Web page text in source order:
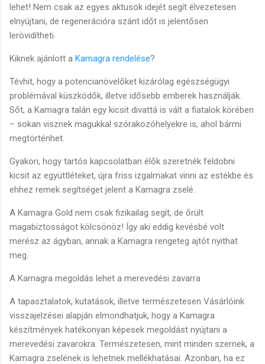
lehet! Nem csak az egyes aktusok idejét segít élvezetesen
elnyújtani, de regenerációra szánt időt is jelentősen
lerövidítheti.
Kiknek ajánlott a Kamagra rendelése?
Tévhit, hogy a potencianövelőket kizárólag egészségügyi
problémával küszködők, illetve idősebb emberek használják.
Sőt, a Kamagra talán egy kicsit divattá is vált a fiatalok körében
– sokan visznek magukkal szórakozóhelyekre is, ahol bármi
megtörténhet.
Gyakori, hogy tartós kapcsolatban élők szeretnék feldobni
kicsit az együttléteket, újra friss izgalmakat vinni az estékbe és
ehhez remek segítséget jelent a Kamagra zselé.
A Kamagra Gold nem csak fizikailag segít, de őrült
magabiztosságot kölcsönöz! Így aki eddig kevésbé volt
merész az ágyban, annak a Kamagra rengeteg ajtót nyithat
meg.
A Kamagra megoldás lehet a merevedési zavarra
A tapasztalatok, kutatások, illetve természetesen Vásárlóink
visszajelzései alapján elmondhatjuk, hogy a Kamagra
készítmények hatékonyan képesek megoldást nyújtani a
merevedési zavarokra. Természetesen, mint minden szernek, a
Kamagra zselének is lehetnek mellékhatásai. Azonban, ha ez